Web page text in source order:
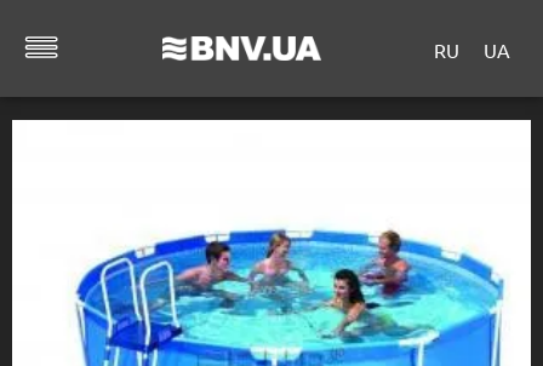
RU UA